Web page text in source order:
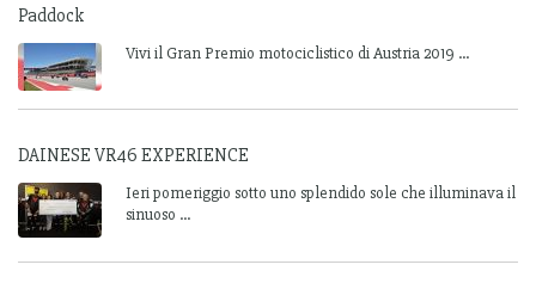
Paddock
Vivi il Gran Premio motociclistico di Austria 2019 ...
DAINESE VR46 EXPERIENCE
Ieri pomeriggio sotto uno splendido sole che illuminava il
sinuoso ...